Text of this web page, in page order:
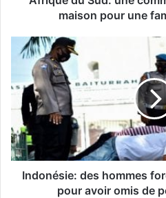
maison pour une
Indonésie: des hommes
pour avoir omis de